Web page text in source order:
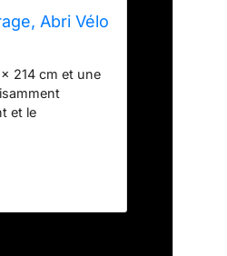
Abri Vélo
214 cm et une
et le
Grâce
la
pour assurer